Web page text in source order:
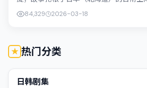
幻。主演妻夫木聪、孔刘以克制表演撑起...
84,329 2026-03-18
热门分类
日韩剧集